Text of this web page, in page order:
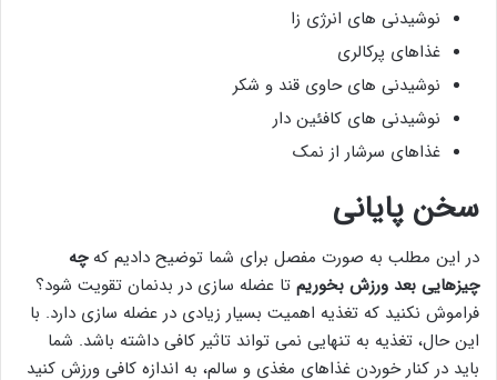
نوشیدنی های انرژی زا
غذاهای پرکالری
نوشیدنی های حاوی قند و شکر
نوشیدنی های کافئین دار
غذاهای سرشار از نمک
سخن پایانی
در این مطلب به صورت مفصل برای شما توضیح دادیم کهچه
چیزهایی بعد ورزش بخوریم تا عضله سازی در بدنمان تقویت شود؟
فراموش نکنید که تغذیه اهمیت بسیار زیادی در عضله سازی دارد. با
این حال، تغذیه به تنهایی نمی تواند تاثیر کافی داشته باشد. شما
باید در کنار خوردن غذاهای مغذی و سالم، به اندازه کافی ورزش کنید